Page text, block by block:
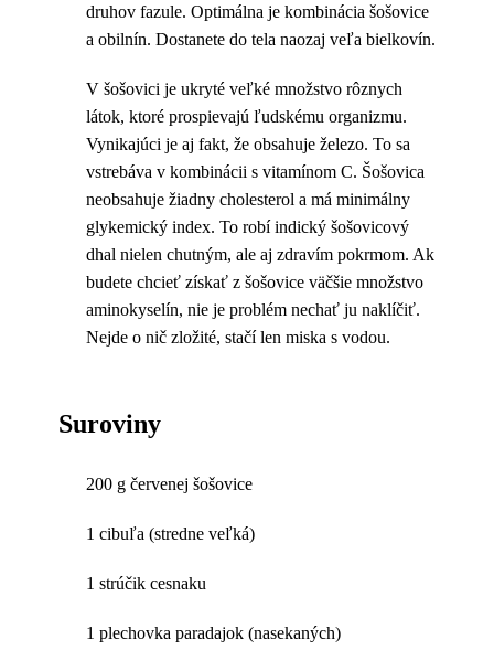
druhov fazule. Optimálna je kombinácia šošovice
a obilnín. Dostanete do tela naozaj veľa bielkovín.
V šošovici je ukryté veľké množstvo rôznych
látok, ktoré prospievajú ľudskému organizmu.
Vynikajúci je aj fakt, že obsahuje železo. To sa
vstrebáva v kombinácii s vitamínom C. Šošovica
neobsahuje žiadny cholesterol a má minimálny
glykemický index. To robí indický šošovicový
dhal nielen chutným, ale aj zdravím pokrmom. Ak
budete chcieť získať z šošovice väčšie množstvo
aminokyselín, nie je problém nechať ju naklíčiť.
Nejde o nič zložité, stačí len miska s vodou.
Suroviny
200 g červenej šošovice
1 cibuľa (stredne veľká)
1 strúčik cesnaku
1 plechovka paradajok (nasekaných)